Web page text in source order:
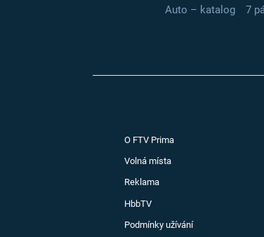
Auto – katalog
7
O FTV Prima
Volná místa
Reklama
HbbTV
Podmínky užívání